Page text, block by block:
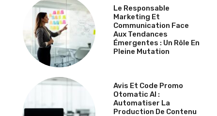
Le Responsable
Marketing Et
Communication Face
Aux Tendances
Émergentes : Un Rôle En
Pleine Mutation
Avis Et Code Promo
Otomatic AI :
Automatiser La
Production De Contenu